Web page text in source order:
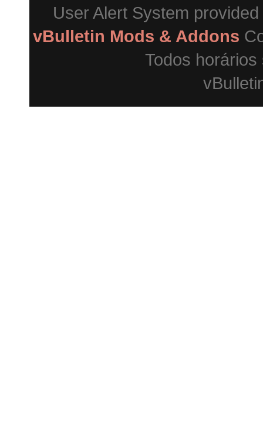
User Alert System
vBulletin Mods & Addons
Todos